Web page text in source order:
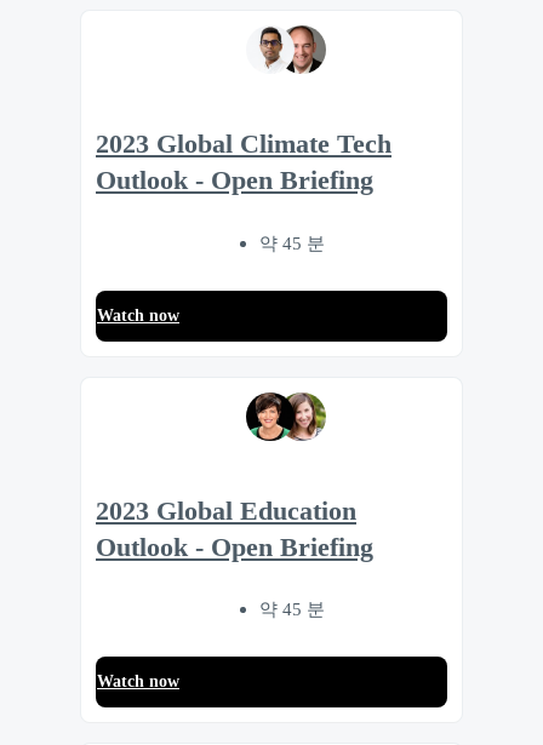
2023 Global Climate Tech
Outlook - Open Briefing
약 45 분
Watch now
2023 Global Education
Outlook - Open Briefing
약 45 분
Watch now